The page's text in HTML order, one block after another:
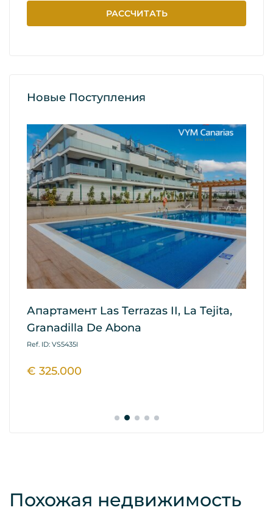
Новые Поступления
Апартамент Las Terrazas II, La Tejita,
Granadilla De Abona
Ref. ID: VS5435I
€ 325.000
Похожая недвижимость